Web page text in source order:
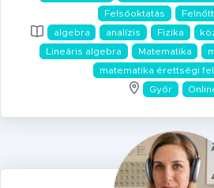
Felsőoktatás
algebra
analízis Fizika
Lineáris algebra
Matematika
matematika érettségi
Győr